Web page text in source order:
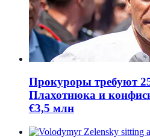
Прокуроры требуют
Плахотнюка и
€3,5 млн